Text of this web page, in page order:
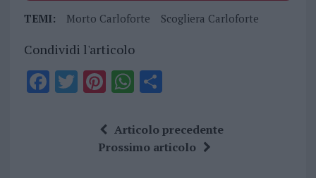
TEMI: Morto Carloforte Scogliera Carloforte
Condividi l'articolo
F T Pi
te
re
W
at
s
S
a
re
Articolo precedente
Prossimo articolo